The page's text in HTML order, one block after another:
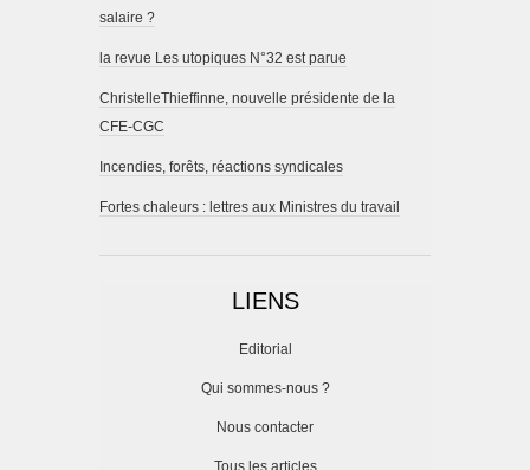
salaire ?
la revue Les utopiques N°32 est parue
ChristelleThieffinne, nouvelle présidente de la
CFE-CGC
Incendies, forêts, réactions syndicales
Fortes chaleurs : lettres aux Ministres du travail
LIENS
Editorial
Qui sommes-nous ?
Nous contacter